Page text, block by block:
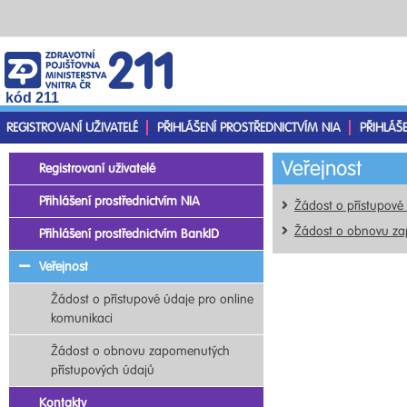
kód 211
REGISTROVANÍ UŽIVATELÉ
PŘIHLÁŠENÍ PROSTŘEDNICTVÍM NIA
Veřejnost
Žádost o
Žádost o obnovu
Registrovaní uživatelé
Přihlášení prostřednictvím NIA
Přihlášení prostřednictvím BankID
Veřejnost
Žádost o přístupové údaje pro online
komunikaci
Žádost o obnovu zapomenutých
přístupových údajů
Kontakty